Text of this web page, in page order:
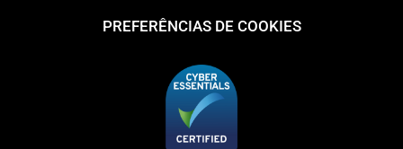
PREFERÊNCIAS DE COOKIES